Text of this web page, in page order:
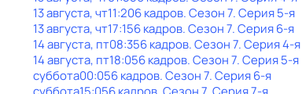
13 августа, чт11:206 кадров. Сезон 7. Серия 5-я
13 августа, чт17:156 кадров. Сезон 7. Серия 6-я
14 августа, пт08:356 кадров. Сезон 7. Серия 4-я
14 августа, пт18:056 кадров. Сезон 7. Серия 5-я
суббота00:056 кадров. Сезон 7. Серия 6-я